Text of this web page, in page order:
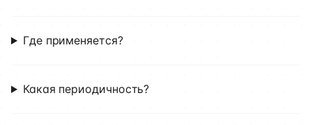
Где применяется?
Какая периодичность?